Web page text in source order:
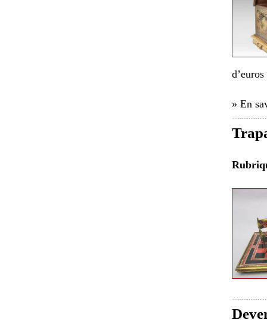
» En